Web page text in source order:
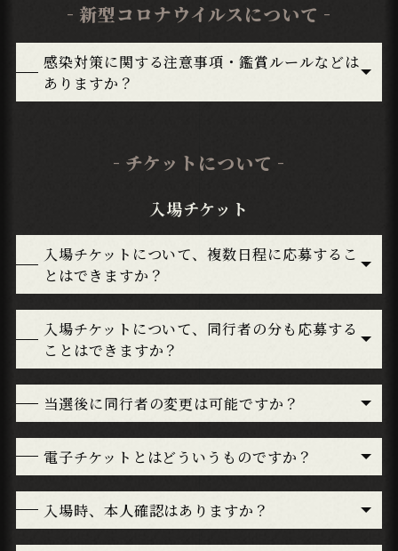
TICKET チケット
Blu-ray Blu-ray情報
ATTENTION
Q&A よくあるご質問
新型コロナウイルスについて
感染対策に関する注意事項・鑑賞ルールなどは
ありますか？
チケットについて
入場チケット
入場チケットについて、複数日程に応募するこ
とはできますか？
入場チケットについて、同行者の分も応募する
ことはできますか？
当選後に同行者の変更は可能ですか？
電子チケットとはどういうものですか？
入場時、本人確認はありますか？